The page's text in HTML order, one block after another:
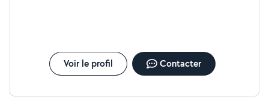
Voir le profil Contacter